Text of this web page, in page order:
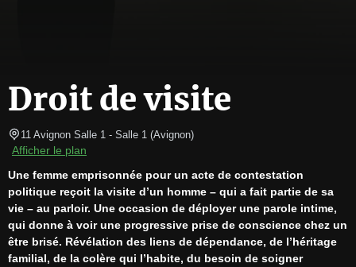
Droit de visite
11 Avignon Salle 1 - Salle 1 (Avignon)
Afficher le plan
Une femme emprisonnée pour un acte de contestation
politique reçoit la visite d’un homme – qui a fait partie de sa
vie – au parloir. Une occasion de déployer une parole intime,
qui donne à voir une progressive prise de conscience chez un
être brisé. Révélation des liens de dépendance, de l’héritage
familial, de la colère qui l’habite, du besoin de soigner